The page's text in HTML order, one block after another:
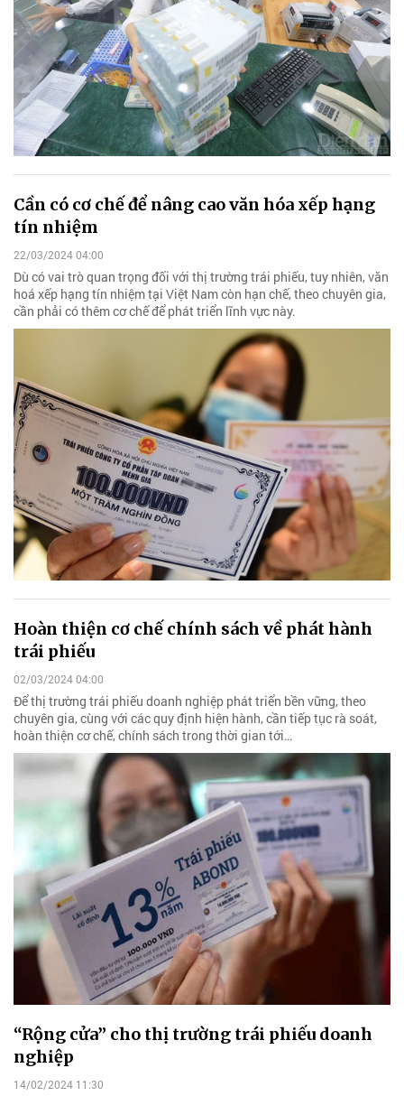
Cần có cơ chế để nâng cao văn hóa xếp hạng
tín nhiệm
22/03/2024 04:00
Dù có vai trò quan trọng đối với thị trường trái phiếu, tuy nhiên, văn
hoá xếp hạng tín nhiệm tại Việt Nam còn hạn chế, theo chuyên gia,
cần phải có thêm cơ chế để phát triển lĩnh vực này.
Hoàn thiện cơ chế chính sách về phát hành
trái phiếu
02/03/2024 04:00
Để thị trường trái phiếu doanh nghiệp phát triển bền vững, theo
chuyên gia, cùng với các quy định hiện hành, cần tiếp tục rà soát,
hoàn thiện cơ chế, chính sách trong thời gian tới…
“Rộng cửa” cho thị trường trái phiếu doanh
nghiệp
14/02/2024 11:30